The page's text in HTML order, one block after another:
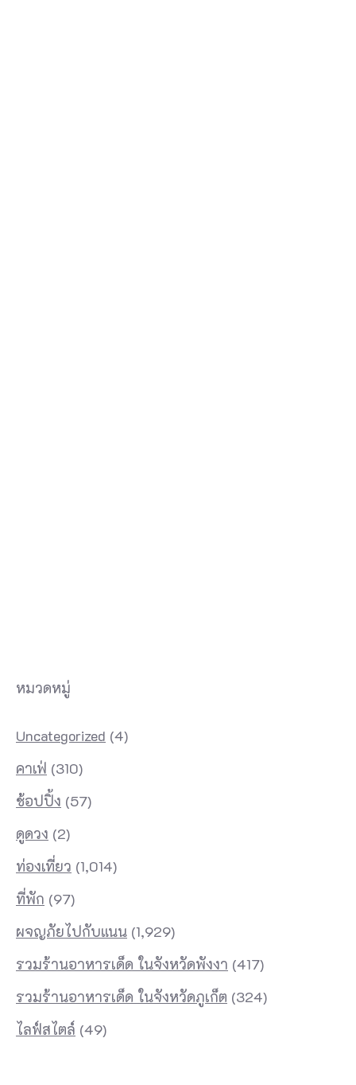
หมวดหมู่
Uncategorized (4)
คาเฟ่ (310)
ช้อปปิ้ง (57)
ดูดวง (2)
ท่องเที่ยว (1,014)
ที่พัก (97)
ผจญภัยไปกับแนน (1,929)
รวมร้านอาหารเด็ด ในจังหวัดพังงา (417)
รวมร้านอาหารเด็ด ในจังหวัดภูเก็ต (324)
ไลฟ์สไตล์ (49)